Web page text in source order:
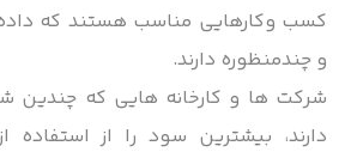
کسب وکارهایی مناسب هستند که داده
و چندمنظوره دارند.
شرکت ها و کارخانه هایی که چندین
دارند، بیشترین سود را از استفاده